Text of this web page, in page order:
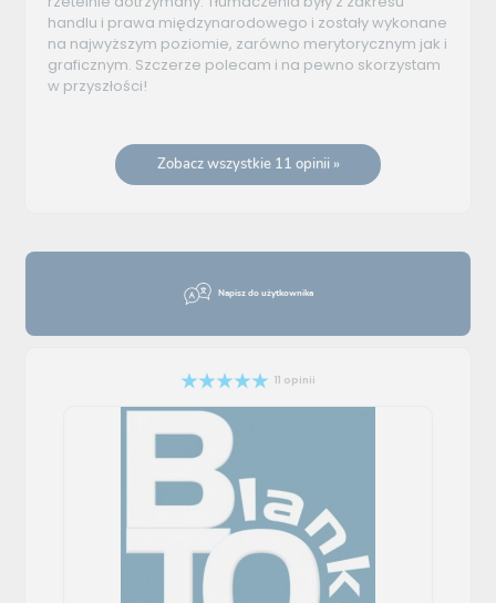
Napisz do użytkownika
11 opinii
handlu i prawa międzynarodowego i zostały wykonane
na najwyższym poziomie, zarówno merytorycznym jak i
graficznym. Szczerze polecam i na pewno skorzystam
w przyszłości!
Zobacz wszystkie 11 opinii »